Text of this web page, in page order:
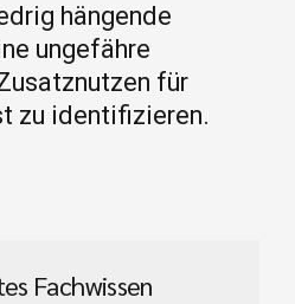
hängende
ungefähre
für
zu identifizieren.
Fachwissen